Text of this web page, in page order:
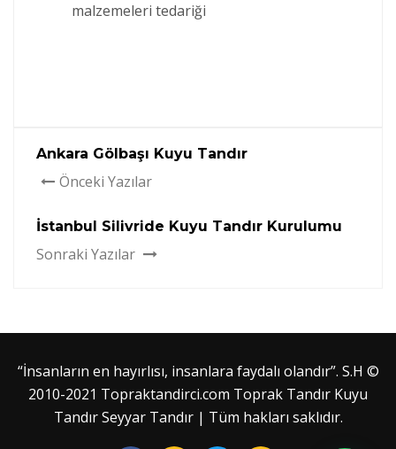
malzemeleri tedariği
Ankara Gölbaşı Kuyu Tandır
Önceki Yazılar
İstanbul Silivride Kuyu Tandır Kurulumu
Sonraki Yazılar
“İnsanların en hayırlısı, insanlara faydalı olandır”. S.H ©
2010-2021 Topraktandirci.com Toprak Tandır Kuyu
Tandır Seyyar Tandır | Tüm hakları saklıdır.